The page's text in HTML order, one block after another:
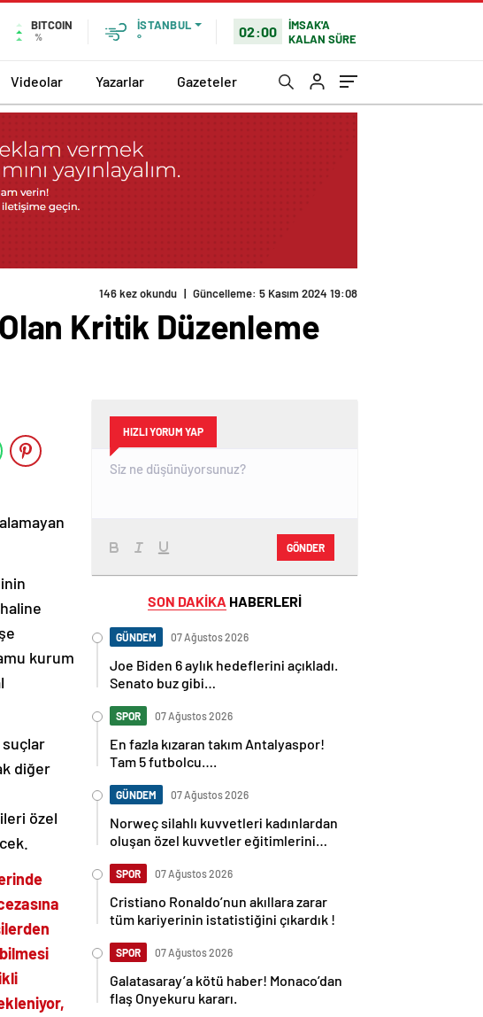
BITCOIN
%
İSTANBUL
°
02:00
İMSAK'A
KALAN SÜRE
Videolar Yazarlar Gazeteler
146 kez okundu | Güncelleme: 5 Kasım 2024 19:08
Kritik Düzenleme
kurum
suçlar
diğer
özel
HIZLI YORUM YAP
GÖNDER
SON DAKİKA HABERLERİ
GÜNDEM 07 Ağustos 2026
Joe Biden 6 aylık hedeflerini açıkladı.
Senato buz gibi…
SPOR 07 Ağustos 2026
En fazla kızaran takım Antalyaspor!
Tam 5 futbolcu….
GÜNDEM 07 Ağustos 2026
Norweç silahlı kuvvetleri kadınlardan
oluşan özel kuvvetler eğitimlerini
SPOR 07 Ağustos 2026
Cristiano Ronaldo’nun akıllara zarar
tüm kariyerinin istatistiğini çıkardık !
SPOR 07 Ağustos 2026
Galatasaray’a kötü haber! Monaco’dan
flaş Onyekuru kararı.